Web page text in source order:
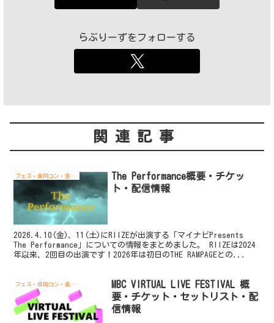
らぶりーずをフォローする
関連記事
フェス・合同コン・表彰式
The Performance概要・チケッ
ト・配信情報
2026.4.10(金)、11(土)にRIIZEが出演する「マイナビPresents
The Performance」についての情報をまとめました。 RIIZEは2024
年以来、2回目の出演です！2026年は初日のTHE RAMPAGEとの...
フェス・合同コン・表彰式
MBC VIRTUAL LIVE FESTIVAL 概
要・チケット・セットリスト・配
信情報